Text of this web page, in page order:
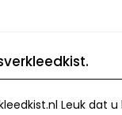
Leuk dat